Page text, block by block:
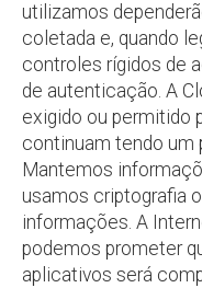
utilizamos
coletada e, quando
controles rígidos de
de autenticação. A
exigido ou permitido
continuam tendo
Mantemos
usamos criptografia
informações. A
podemos prometer
aplicativos será